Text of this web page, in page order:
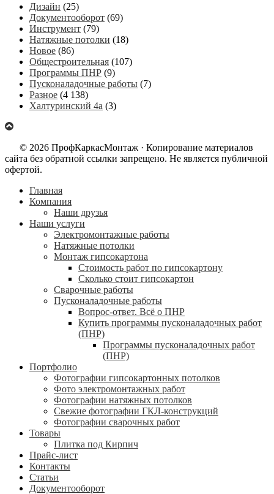
Дизайн (25)
Документооборот (69)
Инструмент (79)
Натяжные потолки (18)
Новое (86)
Общестроительная (107)
Программы ПНР (9)
Пусконаладочные работы (7)
Разное (4 138)
Халтуринский 4а (3)
© 2026 ПрофКаркасМонтаж · Копирование материалов
сайта без обратной ссылки запрещено. Не является публичной
офертой.
Главная
Компания
Наши друзья
Наши услуги
Электромонтажные работы
Натяжные потолки
Монтаж гипсокартона
Стоимость работ по гипсокартону
Сколько стоит гипсокартон
Сварочные работы
Пусконаладочные работы
Вопрос-ответ. Всё о ПНР
Купить программы пусконаладочных работ
(ПНР)
Программы пусконаладочных работ
(ПНР)
Портфолио
Фотографии гипсокартонных потолков
Фото электромонтажных работ
Фотографии натяжных потолков
Свежие фотографии ГКЛ-конструкций
Фотографии сварочных работ
Товары
Плитка под Кирпич
Прайс-лист
Контакты
Статьи
Документооборот